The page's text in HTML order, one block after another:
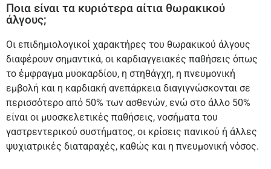
Ποια είναι τα κυριότερα αίτια θωρακικού
άλγους;
Οι επιδημιολογικοί χαρακτήρες του θωρακικού άλγους
διαφέρουν σημαντικά, οι καρδιαγγειακές παθήσεις όπως
το έμφραγμα μυοκαρδίου, η στηθάγχη, η πνευμονική
εμβολή και η καρδιακή ανεπάρκεια διαγιγνώσκονται σε
περισσότερο από 50% των ασθενών, ενώ στο άλλο 50%
είναι οι μυοσκελετικές παθήσεις, νοσήματα του
γαστρεντερικού συστήματος, οι κρίσεις πανικού ή άλλες
ψυχιατρικές διαταραχές, καθώς και η πνευμονική νόσος.